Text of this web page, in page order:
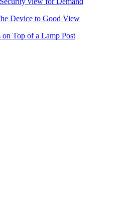
Device to Good View
on Top of a Lamp Post